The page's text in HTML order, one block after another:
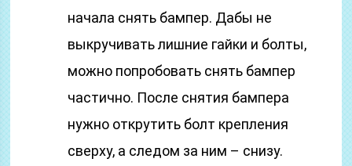
начала снять бампер. Дабы не
выкручивать лишние гайки и болты,
можно попробовать снять бампер
частично. После снятия бампера
нужно открутить болт крепления
сверху, а следом за ним – снизу.